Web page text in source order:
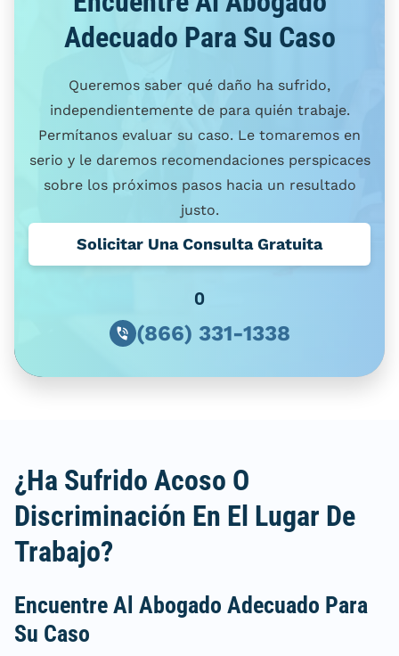
Adecuado Para Su Caso
Queremos saber qué daño ha sufrido,
independientemente de para quién trabaje.
Permítanos evaluar su caso. Le tomaremos en
serio y le daremos recomendaciones perspicaces
sobre los próximos pasos hacia un resultado
justo.
Solicitar Una Consulta Gratuita
O
(866) 331-1338
¿Ha Sufrido Acoso O
Discriminación En El Lugar De
Trabajo?
Encuentre Al Abogado Adecuado Para
Su Caso